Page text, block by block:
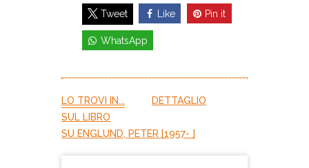
Tweet Like Pin it
WhatsApp
LO TROVI IN...
DETTAGLIO
SUL LIBRO
SU ENGLUND, PETER [1957- ]